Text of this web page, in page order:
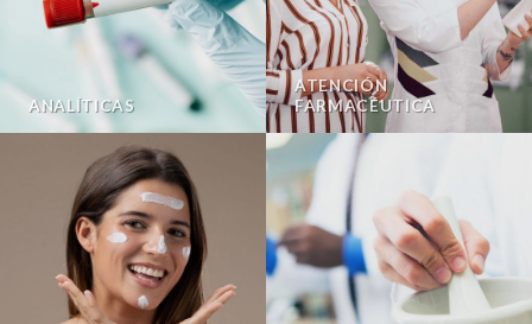
ANALÍTICAS
ATENCIÓN
FARMACÉUTICA